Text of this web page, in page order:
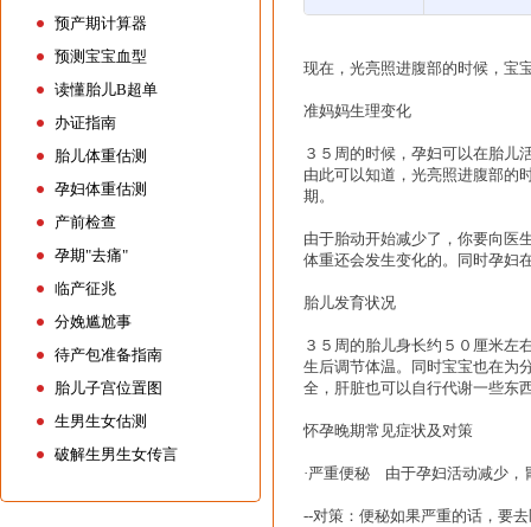
预产期计算器
预测宝宝血型
读懂胎儿B超单
办证指南
胎儿体重估测
孕妇体重估测
产前检查
孕期"去痛"
临产征兆
分娩尴尬事
待产包准备指南
胎儿子宫位置图
生男生女估测
破解生男生女传言
现在，光亮照进腹部的时候，宝
准妈妈生理变化
３５周的时候，孕妇可以在胎儿
由此可以知道，光亮照进腹部的
期。
由于胎动开始减少了，你要向医
体重还会发生变化的。同时孕妇
胎儿发育状况
３５周的胎儿身长约５０厘米左
生后调节体温。同时宝宝也在为
全，肝脏也可以自行代谢一些东
怀孕晚期常见症状及对策
·严重便秘 由于孕妇活动减少，
--对策：便秘如果严重的话，要